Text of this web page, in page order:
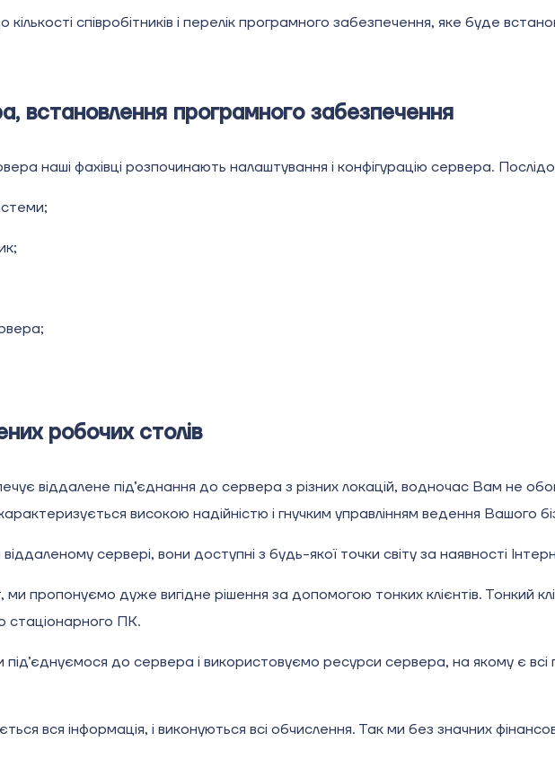
кількості співробітників і перелік програмного забезпечення, яке буде
встановлення програмного забезпечення
наші фахівці розпочинають налаштування і конфігурацію сервера.
робочих столів
віддалене під’єднання до сервера з різних локацій, водночас Вам не
високою надійністю і гнучким управлінням ведення Вашого
сервері, вони доступні з будь-якої точки світу за наявності
дуже вигідне рішення за допомогою тонких клієнтів. Тонкий
стаціонарного ПК.
до сервера і використовуємо ресурси сервера, на якому є всі
вся інформація, і виконуються всі обчислення. Так ми без значних